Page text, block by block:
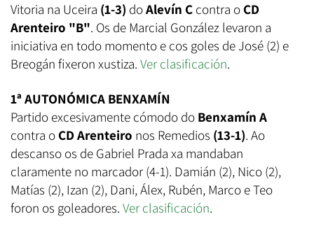
Vitoria na Uceira (1-3) doAlevín C contra o CD
Arenteiro "B". Os de Marcial González levaron a
iniciativa en todo momento e cos goles de José (2) e
Breogán fixeron xustiza. Ver clasificación.
1ª AUTONÓMICA BENXAMÍN
Partido excesivamente cómodo do Benxamín A
contra o CD Arenteiro nos Remedios (13-1). Ao
descanso os de Gabriel Prada xa mandaban
claramente no marcador (4-1). Damián (2), Nico (2),
Matías (2), Izan (2), Dani, Álex, Rubén, Marco e Teo
foron os goleadores. Ver clasificación.